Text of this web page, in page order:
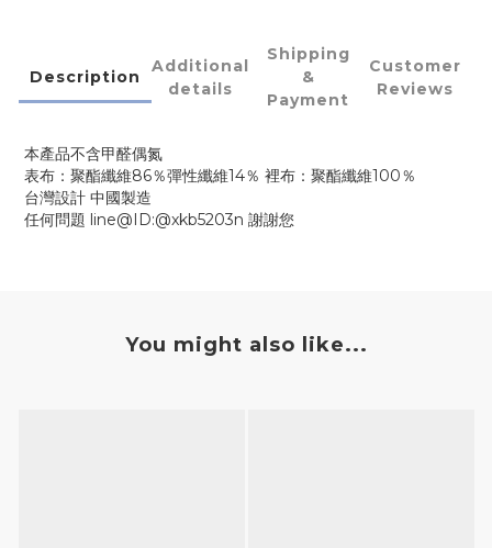
Description
Additional
details
Shipping
&
Payment
Customer
Reviews
本產品不含甲醛偶氮
表布：聚酯纖維86％彈性纖維14％ 裡布：聚酯纖維100％
台灣設計 中國製造
任何問題 line@ID:@xkb5203n 謝謝您
You might also like...